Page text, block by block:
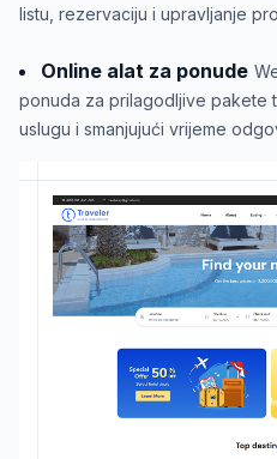
listu, rezervaciju i upravljanje
Online alat za ponude
ponuda za prilagodljive pakete
uslugu i smanjujući vrijeme